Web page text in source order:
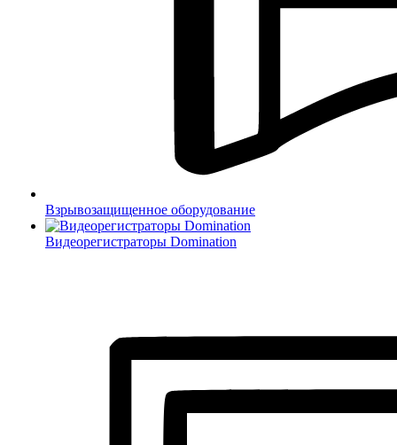
Взрывозащищенное оборудование
Видеорегистраторы Domination